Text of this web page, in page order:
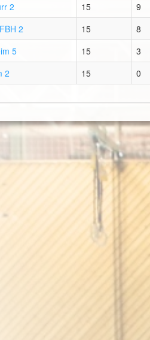
2 15 9
2 15 8
5 15 3
2 15 0